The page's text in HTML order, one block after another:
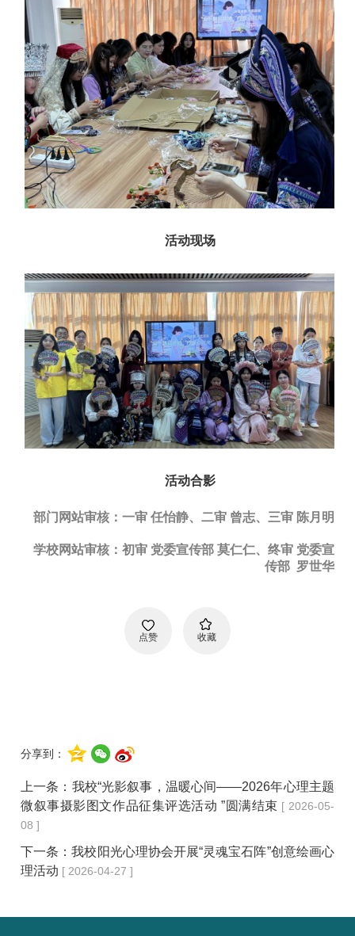
活动现场
活动合影
部门网站审核：一审 任怡静、二审 曾志、三审 陈月明
学校网站审核：初审 党委宣传部 莫仁仁、终审 党委宣
传部 罗世华
点赞 收藏
分享到：
上一条： 我校“光影叙事，温暖心间——2026年心理主题
微叙事摄影图文作品征集评选活动 ”圆满结束 [ 2026-05-
08 ]
下一条：我校阳光心理协会开展“灵魂宝石阵”创意绘画心
理活动 [ 2026-04-27 ]